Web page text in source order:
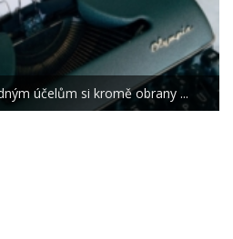
účelům si kromě obrany ...